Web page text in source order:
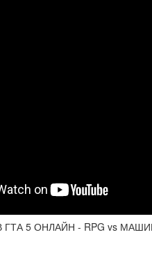
ГТА 5 ОНЛАЙН - RPG vs